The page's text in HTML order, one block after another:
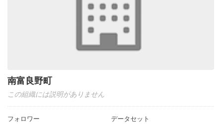
南富良野町
この組織には説明がありません
フォロワー データセット